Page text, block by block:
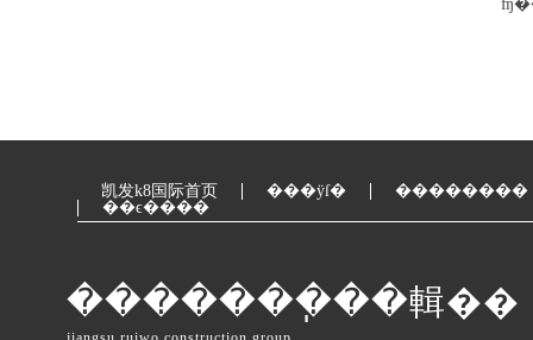
凯发k8国际首页 ���ÿſ�
��������
��ϵ����
�������ֽ��輯��